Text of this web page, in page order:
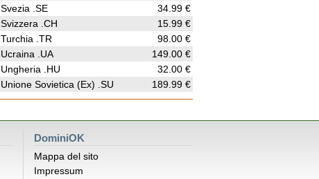
Svezia .SE
34.99 €
Svizzera .CH
15.99 €
Turchia .TR
98.00 €
Ucraina .UA
149.00 €
Ungheria .HU
32.00 €
Unione Sovietica (Ex) .SU
189.99 €
DominiOK
Mappa del sito
Impressum